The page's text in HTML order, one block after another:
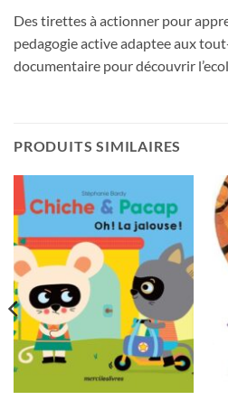
Des tirettes à actionner pour
pedagogie active adaptee aux
documentaire pour découvrir
PRODUITS SIMILAIRES